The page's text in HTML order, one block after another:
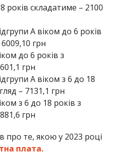
років складатиме – 2100
А віком до 6 років
грн
до 6 років з
грн
А віком з 6 до 18
– 7131,1 грн
з 6 до 18 років з
грн
про те, якою у 2023 році
плата.